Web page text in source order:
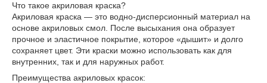
Что такое акриловая краска?
Акриловая краска — это водно-дисперсионный материал на
основе акриловых смол. После высыхания она образует
прочное и эластичное покрытие, которое «дышит» и долго
сохраняет цвет. Эти краски можно использовать как для
внутренних, так и для наружных работ.
Преимущества акриловых красок: